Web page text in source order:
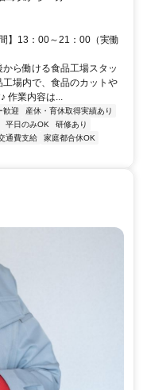
】13：00～21：00（実働
働ける食品工場スタッ
内で、食品のカットや
作業内容は...
歓迎
産休・育休取得実績あり
平日のみOK
研修あり
通費支給
家庭都合休OK